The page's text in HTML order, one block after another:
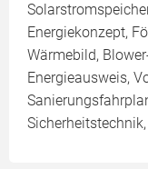
Energiekonzept,
Wärmebild,
Energieausweis,